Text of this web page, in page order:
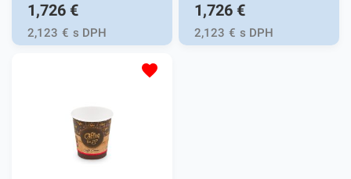
1,726 €
2,123 € s DPH
1,726 €
2,123 € s DPH